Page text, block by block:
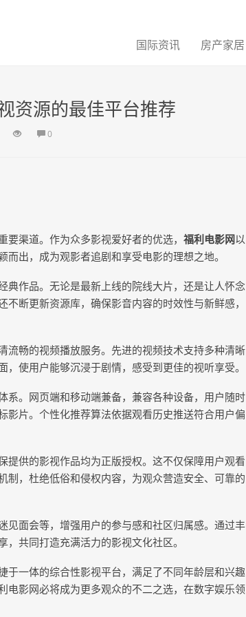
国际资讯 房产家居
资源的最佳平台推荐
0
渠道。作为众多影视爱好者的优选， 福利电影网以
出，成为观影者追剧和享受电影的理想之地。
典作品。无论是最新上线的院线大片，还是让人怀念
断更新资源库，确保影音内容的时效性与新鲜感，
流畅的视频播放服务。先进的视频技术支持多种清晰
使用户能够沉浸于剧情，感受到更佳的视听享受。
系。网页端和移动端兼备，兼容各种设备，用户随时
影片。个性化推荐算法依据观看历史推送符合用户偏
供的影视作品均为正版授权。这不仅保障用户观看
，杜绝低俗和侵权内容，为观众营造安全、可靠的
见面会等，增强用户的参与感和社区归属感。通过丰
共同打造充满活力的影视文化社区。
于一体的综合性影视平台，满足了不同年龄层和兴趣
电影网必将成为更多观众的不二之选，在数字娱乐领